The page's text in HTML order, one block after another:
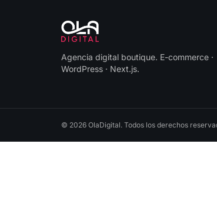
Agencia digital boutique. E-commerce ·
WordPress · Next.js.
© 2026 OlaDigital. Todos los derechos